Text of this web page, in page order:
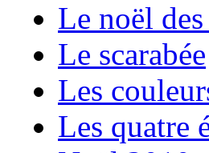
Le noël
Le scarabée
Les
Les quatre